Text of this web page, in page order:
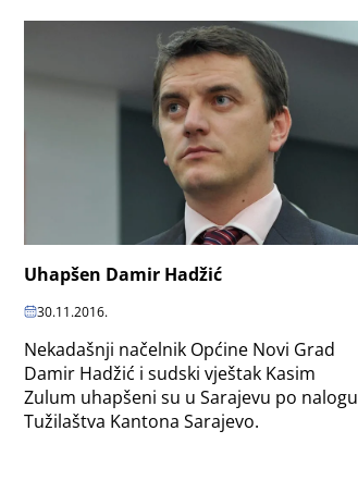
Uhapšen Damir Hadžić
30.11.2016.
Nekadašnji načelnik Općine Novi Grad
Damir Hadžić i sudski vještak Kasim
Zulum uhapšeni su u Sarajevu po nalogu
Tužilaštva Kantona Sarajevo.